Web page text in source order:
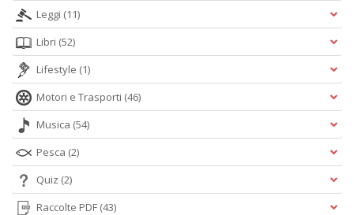
Leggi (11)
Libri (52)
Lifestyle (1)
Motori e Trasporti (46)
Musica (54)
Pesca (2)
Quiz (2)
Raccolte PDF (43)